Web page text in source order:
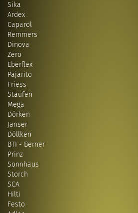
Sika
Ardex
Caparol
Remmers
Dinova
Zero
Eberflex
Pajarito
Friess
Staufen
Mega
Dörken
Janser
Döllken
BTI - Berner
Prinz
Sonnhaus
Storch
SCA
Hilti
Festo